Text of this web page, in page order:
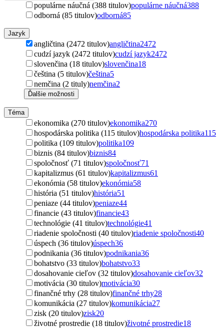
populárne náučná (388 titulov)populárne náučná388
odborná (85 titulov)odborná85
Jazyk
angličtina (2472 titulov)angličtina2472
cudzí jazyk (2472 titulov)cudzí jazyk2472
slovenčina (18 titulov)slovenčina18
čeština (5 titulov)čeština5
nemčina (2 tituly)nemčina2
Ďalšie možnosti
Téma
ekonomika (270 titulov)ekonomika270
hospodárska politika (115 titulov)hospodárska politika115
politika (109 titulov)politika109
biznis (84 titulov)biznis84
spoločnosť (71 titulov)spoločnosť71
kapitalizmus (61 titulov)kapitalizmus61
ekonómia (58 titulov)ekonómia58
história (51 titulov)história51
peniaze (44 titulov)peniaze44
financie (43 titulov)financie43
technológie (41 titulov)technológie41
riadenie spoločnosti (40 titulov)riadenie spoločnosti40
úspech (36 titulov)úspech36
podnikania (36 titulov)podnikania36
bohatstvo (33 titulov)bohatstvo33
dosahovanie cieľov (32 titulov)dosahovanie cieľov32
motivácia (30 titulov)motivácia30
finančné trhy (28 titulov)finančné trhy28
komunikácia (27 titulov)komunikácia27
zisk (20 titulov)zisk20
životné prostredie (18 titulov)životné prostredie18